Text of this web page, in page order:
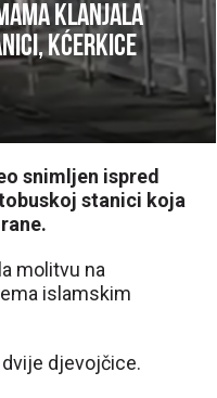
klanjala
kćerkice
snimljen ispred
stanici koja
molitvu na
islamskim
djevojčice.